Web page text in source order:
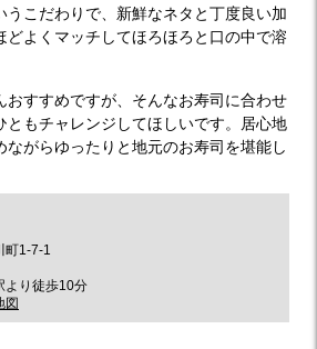
うこだわりで、新鮮なネタと丁度良い加
どよくマッチしてほろほろと口の中で溶
おすすめですが、そんなお寿司に合わせ
ともチャレンジしてほしいです。居心地
ながらゆったりと地元のお寿司を堪能し
町1-7-1
より徒歩10分
図